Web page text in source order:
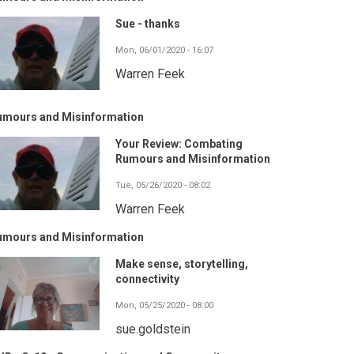
Sue - thanks
Mon, 06/01/2020 - 16:07
Warren Feek
and Misinformation
Your Review: Combating
Rumours and Misinformation
Tue, 05/26/2020 - 08:02
Warren Feek
and Misinformation
Make sense, storytelling,
connectivity
Mon, 05/25/2020 - 08:00
sue.goldstein